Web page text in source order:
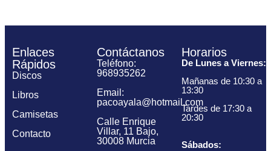
Enlaces
Rápidos
Discos
Libros
Camisetas
Contacto
Contáctanos
Teléfono:
968935262
Email:
pacoayala@hotmail.com
Calle Enrique
Villar, 11 Bajo,
30008 Murcia
Horarios
De Lunes a Viernes:
Mañanas de 10:30 a
13:30
Tardes de 17:30 a
20:30
Sábados: